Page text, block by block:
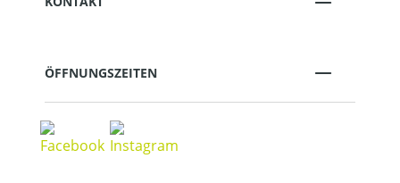
ÖFFNUNGSZEITEN